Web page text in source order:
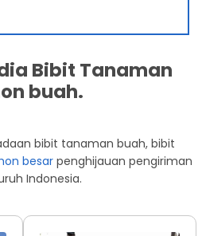
Bibit Tanaman
buah.
bibit tanaman buah, bibit
besar penghijauan pengiriman
Indonesia.